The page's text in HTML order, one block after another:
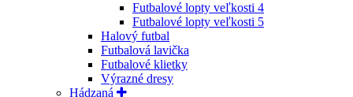
Futbalové lopty veľkosti 4
Futbalové lopty veľkosti 5
Halový futbal
Futbalová lavička
Futbalové klietky
Výrazné dresy
Hádzaná